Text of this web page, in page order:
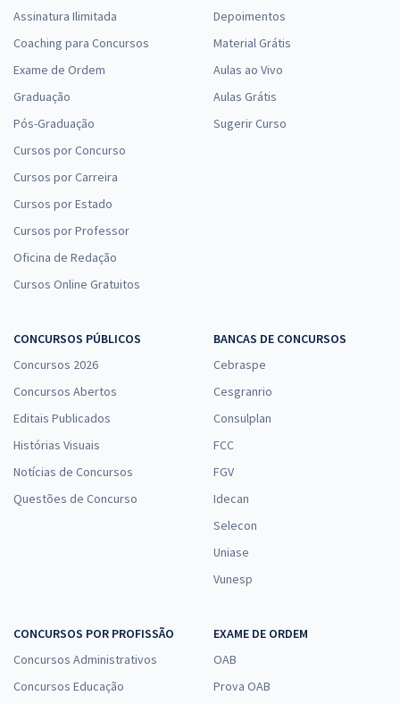
Assinatura Ilimitada
Coaching para Concursos
Exame de Ordem
Graduação
Pós-Graduação
Cursos por Concurso
Cursos por Carreira
Cursos por Estado
Cursos por Professor
Oficina de Redação
Cursos Online Gratuitos
Depoimentos
Material Grátis
Aulas ao Vivo
Aulas Grátis
Sugerir Curso
CONCURSOS PÚBLICOS
Concursos 2026
Concursos Abertos
Editais Publicados
Histórias Visuais
Notícias de Concursos
Questões de Concurso
BANCAS DE CONCURSOS
Cebraspe
Cesgranrio
Consulplan
FCC
FGV
Idecan
Selecon
Uniase
Vunesp
CONCURSOS POR PROFISSÃO
Concursos Administrativos
Concursos Educação
EXAME DE ORDEM
OAB
Prova OAB